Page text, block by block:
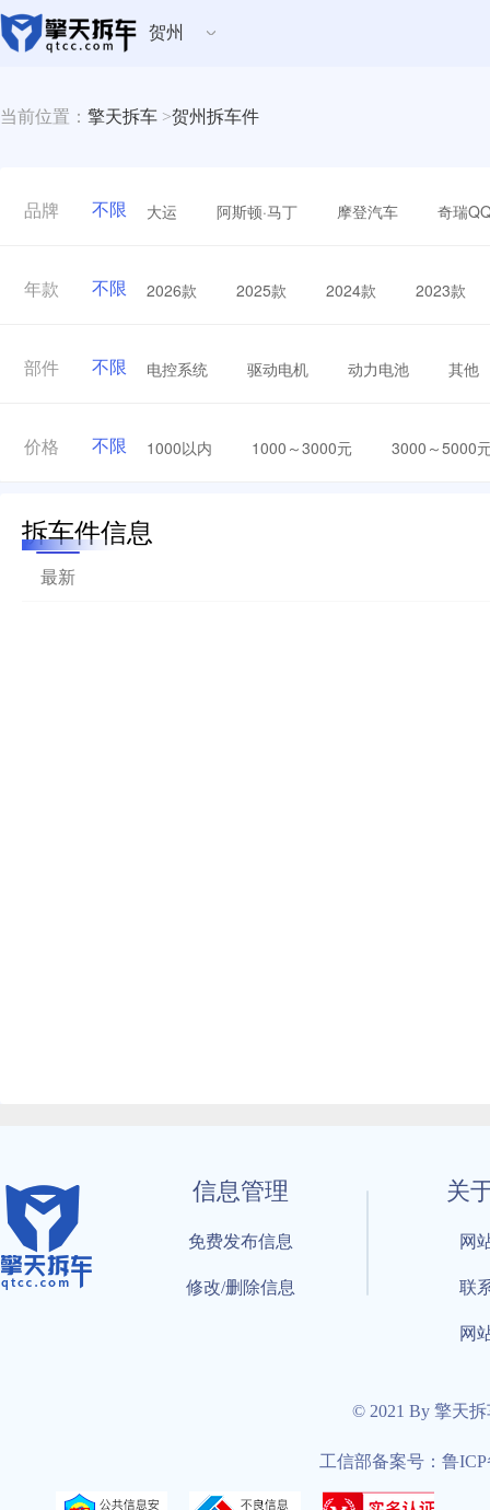
贺州
当前位置： 擎天拆车 >贺州拆车件
品牌 不限 大运 阿斯顿·马丁 摩登汽车 奇瑞
年款 不限 2026款 2025款 2024款 2023款
部件 不限 电控系统 驱动电机 动力电池 其他
价格 不限 1000以内 1000～3000元 3000～5000
拆车件信息
最新
信息管理
免费发布信息
修改/删除信息
关
网
联
网
© 2021 By 擎天
工信部备案号：鲁